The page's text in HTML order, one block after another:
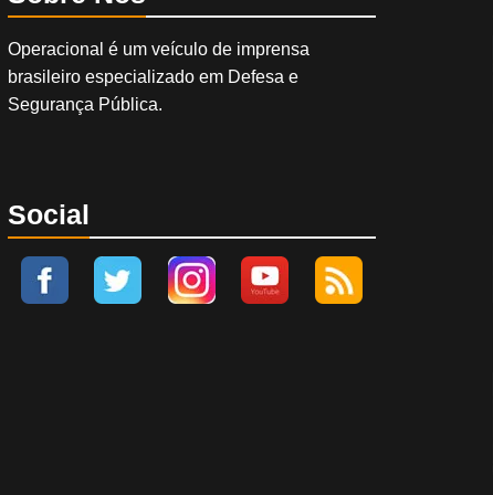
Operacional é um veículo de imprensa
brasileiro especializado em Defesa e
Segurança Pública.
Social